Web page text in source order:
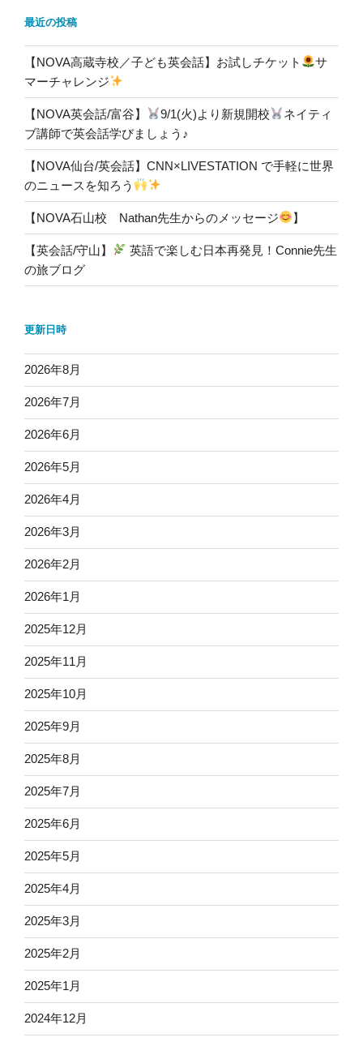
最近の投稿
【NOVA高蔵寺校／子ども英会話】お試しチケット
サ
マーチャレンジ
【NOVA英会話/富谷】 9/1(火)より新規開校
ネイティ
ブ講師で英会話学びましょう♪
【NOVA仙台/英会話】CNN×LIVESTATION で手軽に世界
のニュースを知ろう
【NOVA石山校 Nathan先生からのメッセージ 】
【英会話/守山】
英語で楽しむ日本再発見！Connie先生
の旅ブログ
更新日時
2026年8月
2026年7月
2026年6月
2026年5月
2026年4月
2026年3月
2026年2月
2026年1月
2025年12月
2025年11月
2025年10月
2025年9月
2025年8月
2025年7月
2025年6月
2025年5月
2025年4月
2025年3月
2025年2月
2025年1月
2024年12月